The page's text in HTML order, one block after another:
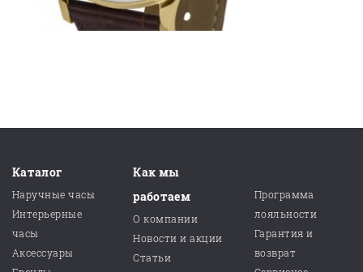
Каталог
Наручные часы
Интерьерные
часы
Аксессуары
Как мы
работаем
О компании
Новости и акции
Статьи
Программа
лояльности
Гарантия и
возврат